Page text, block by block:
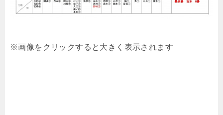
※画像をクリックすると大きく表示されます